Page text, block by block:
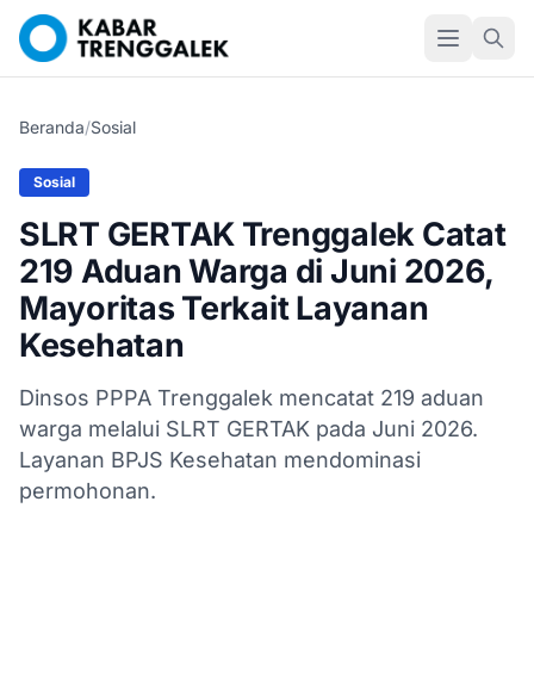
Beranda/Sosial
Sosial
SLRT GERTAK Trenggalek Catat
219 Aduan Warga di Juni 2026,
Mayoritas Terkait Layanan
Kesehatan
Dinsos PPPA Trenggalek mencatat 219 aduan
warga melalui SLRT GERTAK pada Juni 2026.
Layanan BPJS Kesehatan mendominasi
permohonan.